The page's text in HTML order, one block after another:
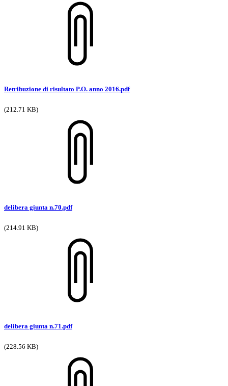
Retribuzione di risultato P.O. anno 2016.pdf
(212.71 KB)
delibera giunta n.70.pdf
(214.91 KB)
delibera giunta n.71.pdf
(228.56 KB)